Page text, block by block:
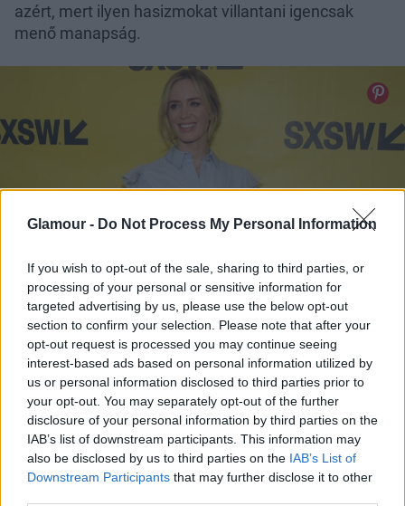
Glamour - Do Not Process My Personal Information
If you wish to opt-out of the sale, sharing to third parties, or
processing of your personal or sensitive information for
targeted advertising by us, please use the below opt-out
section to confirm your selection. Please note that after your
opt-out request is processed you may continue seeing
interest-based ads based on personal information utilized by
us or personal information disclosed to third parties prior to
your opt-out. You may separately opt-out of the further
disclosure of your personal information by third parties on the
IAB’s list of downstream participants. This information may
also be disclosed by us to third parties on the IAB’s List of
Downstream Participants that may further disclose it to other
azért, mert ilyen hasizmokat villantani igencsak
menő manapság.